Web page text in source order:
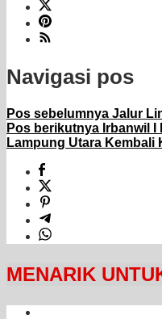
Navigasi pos
Pos sebelumnya Jalur
Pos berikutnya Irbanwil
Lampung Utara Kembali
MENARIK